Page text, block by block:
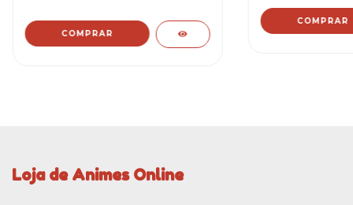
Loja de Animes Online